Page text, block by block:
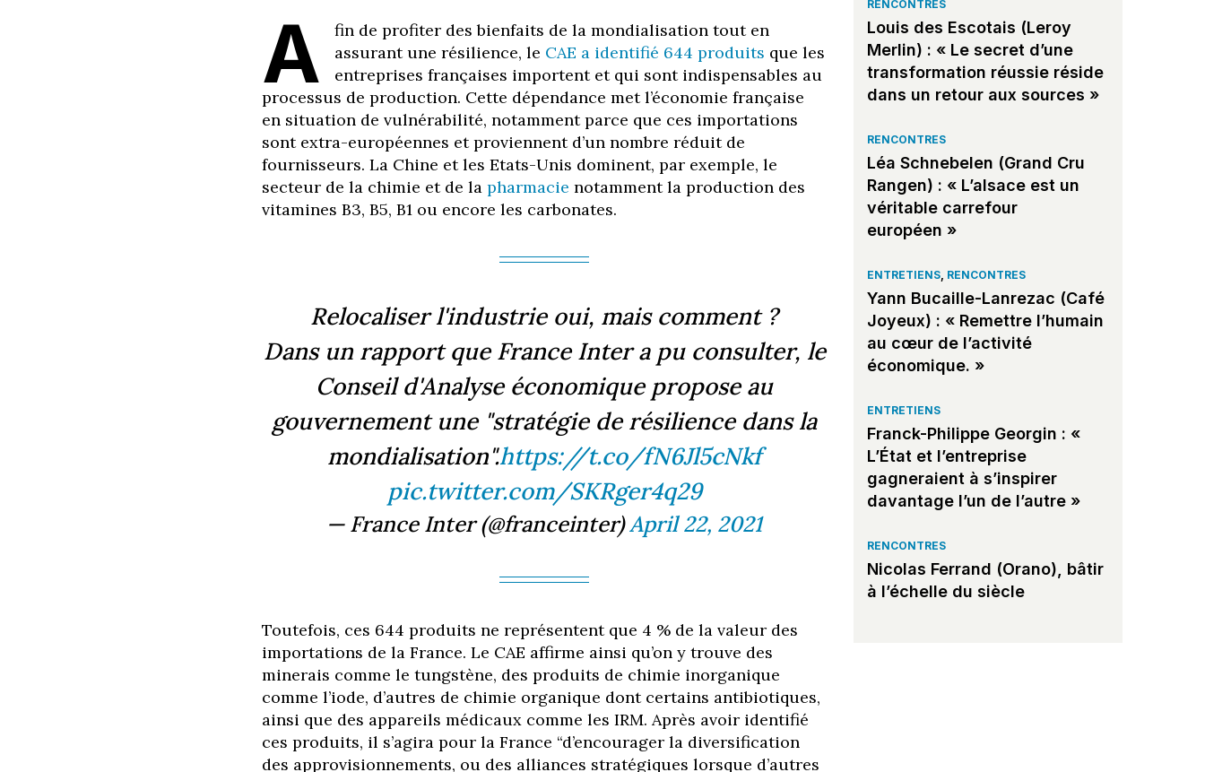
A
fin de profiter des bienfaits de la mondialisation tout en
assurant une résilience, le CAE a identifié 644 produits que les
entreprises françaises importent et qui sont indispensables au
processus de production. Cette dépendance met l’économie française
en situation de vulnérabilité, notamment parce que ces importations
sont extra-européennes et proviennent d’un nombre réduit de
fournisseurs. La Chine et les Etats-Unis dominent, par exemple, le
secteur de la chimie et de la pharmacie notamment la production des
vitamines B3, B5, B1 ou encore les carbonates.
Relocaliser l'industrie oui, mais comment ?
Dans un rapport que France Inter a pu consulter, le
Conseil d'Analyse économique propose au
gouvernement une "stratégie de résilience dans la
mondialisation".https://t.co/fN6Jl5cNkf
pic.twitter.com/SKRger4q29
— France Inter (@franceinter)April 22, 2021
Toutefois, ces 644 produits ne représentent que 4 % de la valeur des
importations de la France. Le CAE affirme ainsi qu’on y trouve des
minerais comme le tungstène, des produits de chimie inorganique
comme l’iode, d’autres de chimie organique dont certains antibiotiques,
ainsi que des appareils médicaux comme les IRM. Après avoir identifié
ces produits, il s’agira pour la France “d’encourager la diversification
des approvisionnements, ou des alliances stratégiques lorsque d’autres
RENCONTRES
Louis des Escotais (Leroy
Merlin) : « Le secret d’une
transformation réussie réside
dans un retour aux sources »
RENCONTRES
Léa Schnebelen (Grand Cru
Rangen) : « L’alsace est un
véritable carrefour
européen »
ENTRETIENS, RENCONTRES
Yann Bucaille-Lanrezac (Café
Joyeux) : « Remettre l’humain
au cœur de l’activité
économique. »
ENTRETIENS
Franck-Philippe Georgin : «
L’État et l’entreprise
gagneraient à s’inspirer
davantage l’un de l’autre »
RENCONTRES
Nicolas Ferrand (Orano), bâtir
à l’échelle du siècle